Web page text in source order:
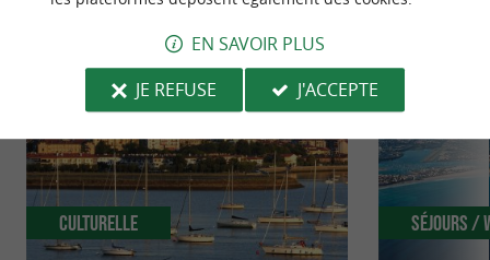
NOUS AVONS TESTÉ
Culturelle Séjours /
EN SAVOIR PLUS
JE REFUSE
J'ACCEPTE